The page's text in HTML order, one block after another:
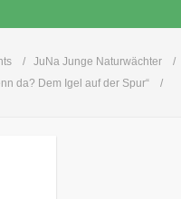
JuNa Junge Naturwächter
da? Dem Igel auf der Spur“